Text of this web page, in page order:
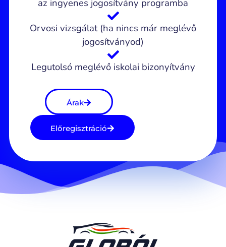
az ingyenes jogosítvány programba
Orvosi vizsgálat (ha nincs már meglévő
jogosítványod)
Legutolsó meglévő iskolai bizonyítvány
Árak
Előregisztráció